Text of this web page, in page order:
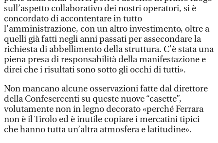
sull’aspetto collaborativo dei nostri operatori, si è
concordato di accontentare in tutto
l’amministrazione, con un altro investimento, oltre a
quelli già fatti negli anni passati per assecondare la
richiesta di abbellimento della struttura. C’è stata una
piena presa di responsabilità della manifestazione e
direi che i risultati sono sotto gli occhi di tutti».
Non mancano alcune osservazioni fatte dal direttore
della Confesercenti su queste nuove “casette”,
volutamente non in legno decorato «perché Ferrara
non è il Tirolo ed è inutile copiare i mercatini tipici
che hanno tutta un’altra atmosfera e latitudine».